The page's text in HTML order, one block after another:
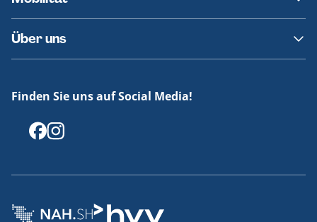
Fundsachen
Häufige Fragen
Barrierefreies Reisen
Erklärung Barrierefreiheit
Über uns
Offenlegungen
Finden Sie uns auf Social Media!